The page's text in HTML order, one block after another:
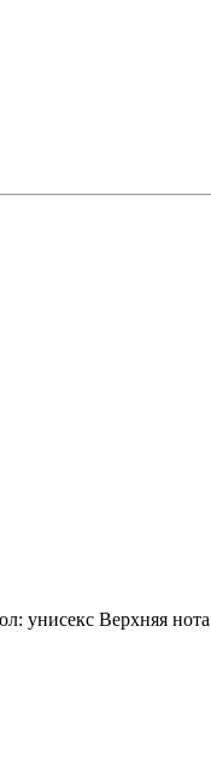
унисекс Верхняя